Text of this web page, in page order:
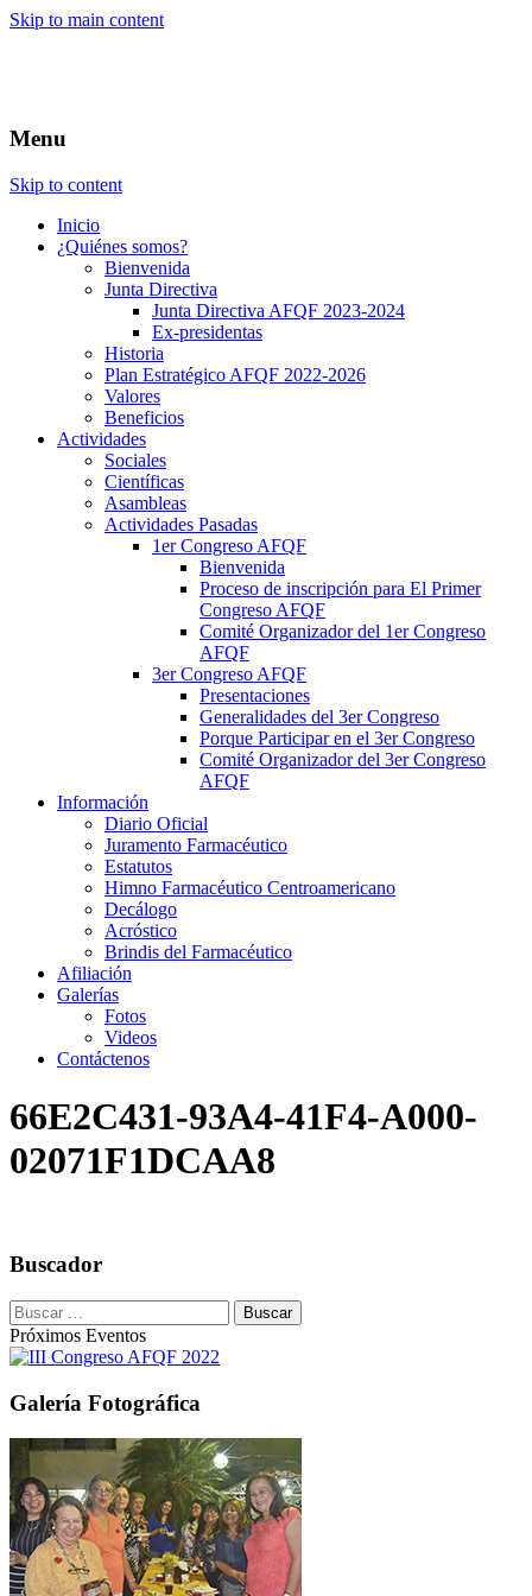
Skip to main content
Menu
Skip to content
Inicio
¿Quiénes somos?
Bienvenida
Junta Directiva
Junta Directiva AFQF 2023-2024
Ex-presidentas
Historia
Plan Estratégico AFQF 2022-2026
Valores
Beneficios
Actividades
Sociales
Científicas
Asambleas
Actividades Pasadas
1er Congreso AFQF
Bienvenida
Proceso de inscripción para El Primer
Congreso AFQF
Comité Organizador del 1er Congreso
AFQF
3er Congreso AFQF
Presentaciones
Generalidades del 3er Congreso
Porque Participar en el 3er Congreso
Comité Organizador del 3er Congreso
AFQF
Información
Diario Oficial
Juramento Farmacéutico
Estatutos
Himno Farmacéutico Centroamericano
Decálogo
Acróstico
Brindis del Farmacéutico
Afiliación
Galerías
Fotos
Videos
Contáctenos
66E2C431-93A4-41F4-A000-
02071F1DCAA8
Buscador
Buscar:
Próximos Eventos
Galería Fotográfica